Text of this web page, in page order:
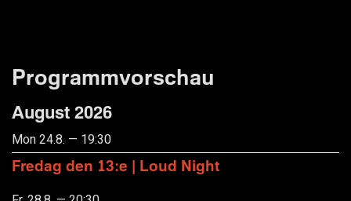
Programmvorschau
August 2026
Mon 24.8. — 19:30
Fredag den 13:e | Loud Night